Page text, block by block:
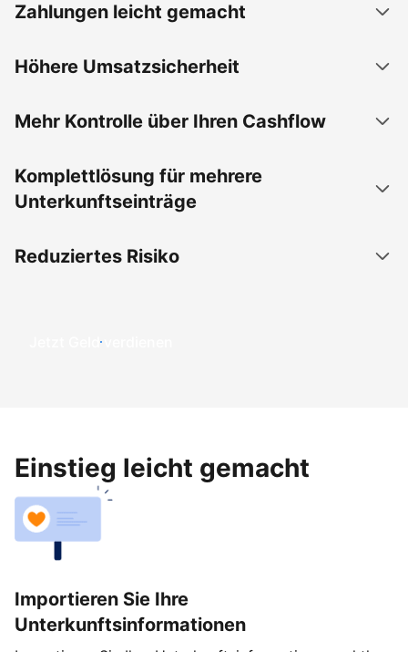
Zahlungen leicht gemacht
Höhere Umsatzsicherheit
Mehr Kontrolle über Ihren Cashflow
Komplettlösung für mehrere
Unterkunftseinträge
Reduziertes Risiko
Jetzt Geld verdienen
Einstieg leicht gemacht
Importieren Sie Ihre
Unterkunftsinformationen